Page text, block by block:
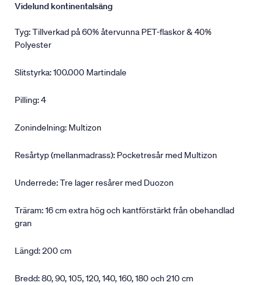
Videlund kontinentalsäng
Tyg: Tillverkad på 60% återvunna PET-flaskor & 40%
Polyester
Slitstyrka: 100.000 Martindale
Pilling: 4
Zonindelning: Multizon
Resårtyp (mellanmadrass): Pocketresår med Multizon
Underrede: Tre lager resårer med Duozon
Träram: 16 cm extra hög och kantförstärkt från obehandlad
gran
Längd: 200 cm
Bredd: 80, 90, 105, 120, 140, 160, 180 och 210 cm